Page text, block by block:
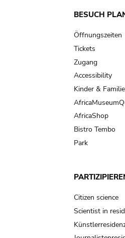
Main
BESUCH
Öffnungszeiten
Tickets
Zugang
Accessibility
Kinder &
AfricaShop
Bistro Tembo
Park
Citizen science
Scientist in